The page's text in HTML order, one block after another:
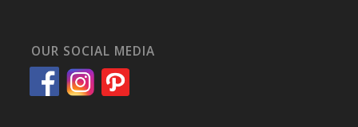
OUR SOCIAL MEDIA